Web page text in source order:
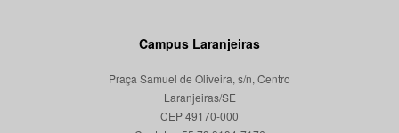
Campus Laranjeiras
Praça Samuel de Oliveira, s/n, Centro
Laranjeiras/SE
CEP 49170-000